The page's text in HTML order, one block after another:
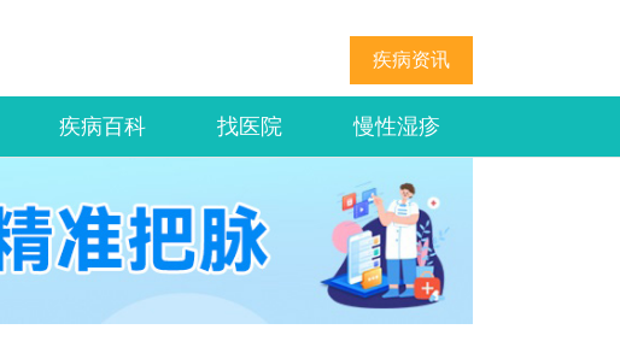
疾病资讯
疾病百科 找医院 慢性湿疹